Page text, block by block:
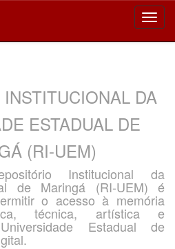
DA
ESTADUAL DE
(RI-UEM)
Institucional da
de Maringá (RI-UEM) é
o acesso à memória
técnica, artística e
Estadual de